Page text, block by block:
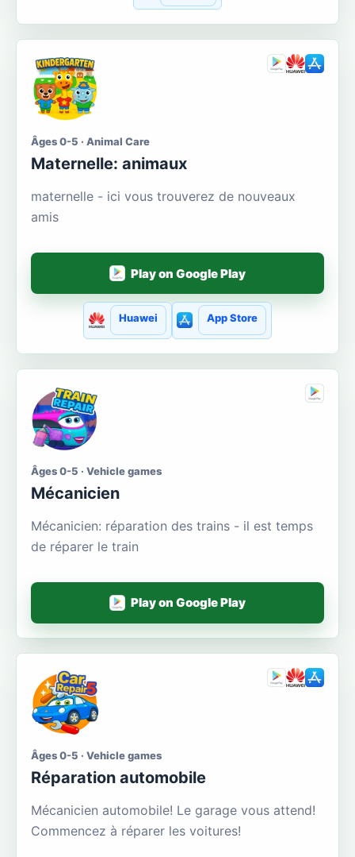
Âges 0-5 · Animal Care
Maternelle: animaux
maternelle - ici vous trouverez de nouveaux
amis
Play on Google Play
Huawei App Store
Âges 0-5 · Vehicle games
Mécanicien
Mécanicien: réparation des trains - il est temps
de réparer le train
Play on Google Play
Âges 0-5 · Vehicle games
Réparation automobile
Mécanicien automobile! Le garage vous attend!
Commencez à réparer les voitures!